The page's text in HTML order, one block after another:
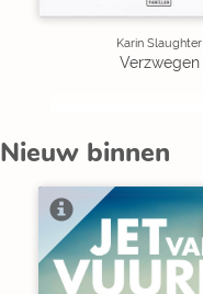
Karin Slaughter
Verzwegen
Nieuw binnen